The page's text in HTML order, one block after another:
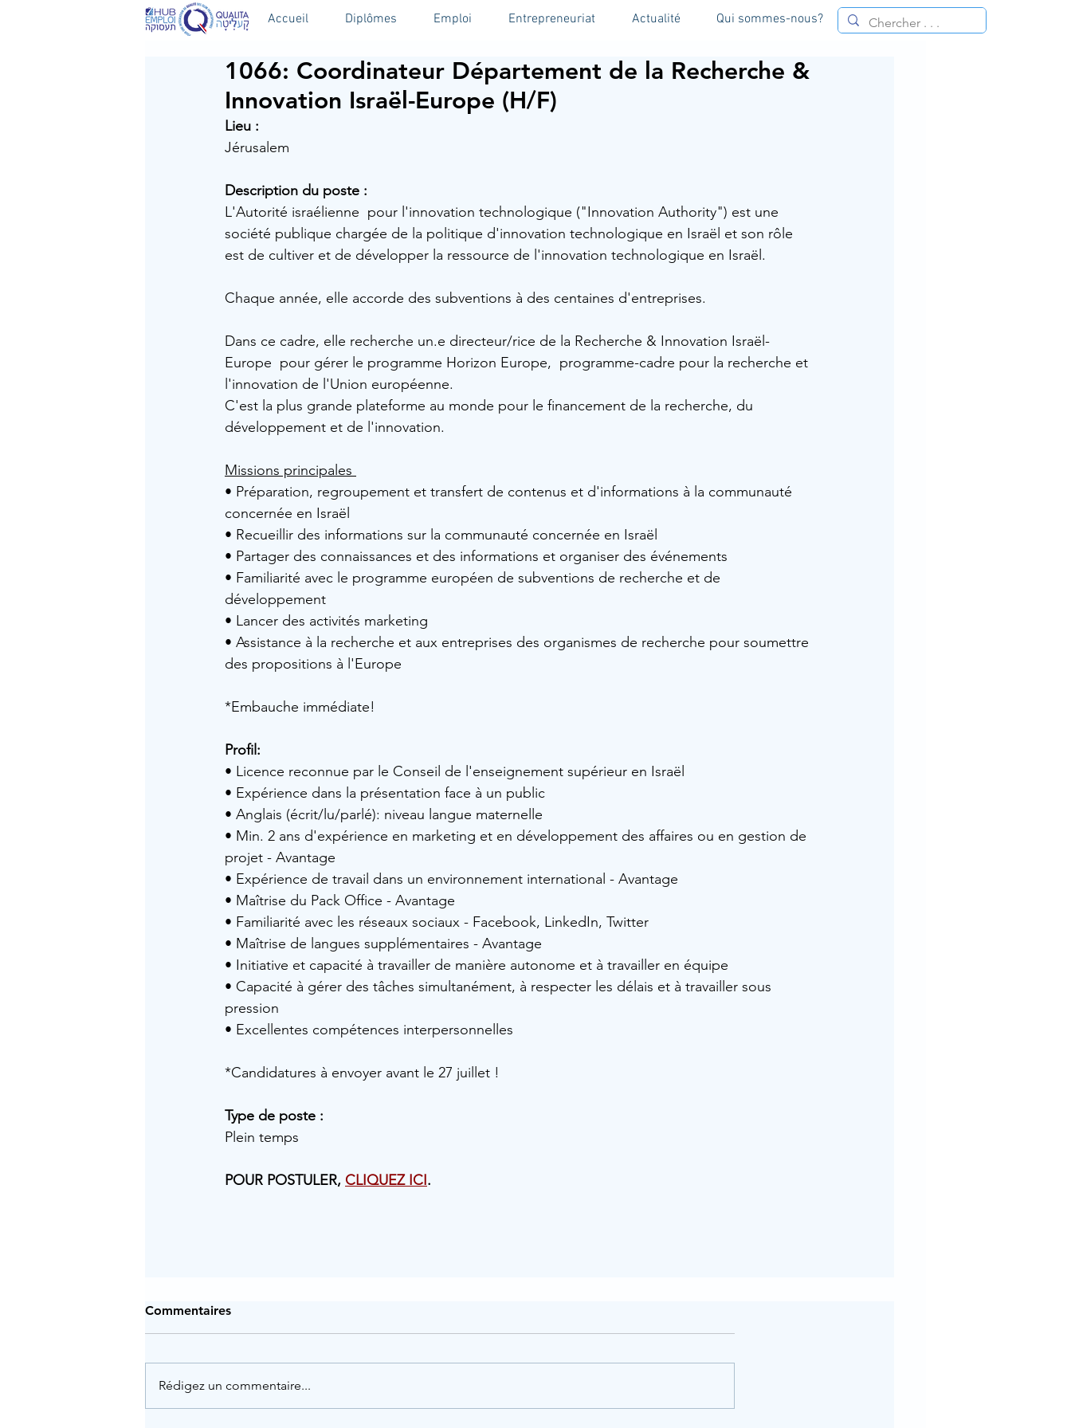
Accueil Diplômes Emploi Entrepreneuriat Actualité Qui sommes-nous?
1066: Coordinateur Département de la Recherche &
Innovation Israël-Europe (H/F)
Lieu :
Jérusalem
Description du poste :
L'Autorité israélienne  pour l'innovation technologique ("Innovation Authority") est une
société publique chargée de la politique d'innovation technologique en Israël et son rôle
est de cultiver et de développer la ressource de l'innovation technologique en Israël.
Chaque année, elle accorde des subventions à des centaines d'entreprises.
Dans ce cadre, elle recherche un.e directeur/rice de la Recherche & Innovation Israël-
Europe  pour gérer le programme Horizon Europe,  programme-cadre pour la recherche et
l'innovation de l'Union européenne.
C'est la plus grande plateforme au monde pour le financement de la recherche, du
développement et de l'innovation.
Missions principales
• Préparation, regroupement et transfert de contenus et d'informations à la communauté
concernée en Israël
• Recueillir des informations sur la communauté concernée en Israël
• Partager des connaissances et des informations et organiser des événements
• Familiarité avec le programme européen de subventions de recherche et de
développement
• Lancer des activités marketing
• Assistance à la recherche et aux entreprises des organismes de recherche pour soumettre
des propositions à l'Europe
*Embauche immédiate!
Profil:
• Licence reconnue par le Conseil de l'enseignement supérieur en Israël
• Expérience dans la présentation face à un public
• Anglais (écrit/lu/parlé): niveau langue maternelle
• Min. 2 ans d'expérience en marketing et en développement des affaires ou en gestion de
projet - Avantage
• Expérience de travail dans un environnement international - Avantage
• Maîtrise du Pack Office - Avantage
• Familiarité avec les réseaux sociaux - Facebook, LinkedIn, Twitter
• Maîtrise de langues supplémentaires - Avantage
• Initiative et capacité à travailler de manière autonome et à travailler en équipe
• Capacité à gérer des tâches simultanément, à respecter les délais et à travailler sous
pression
• Excellentes compétences interpersonnelles
*Candidatures à envoyer avant le 27 juillet !
Type de poste :
Plein temps
POUR POSTULER, CLIQUEZ ICI.
Commentaires
Rédigez un commentaire...